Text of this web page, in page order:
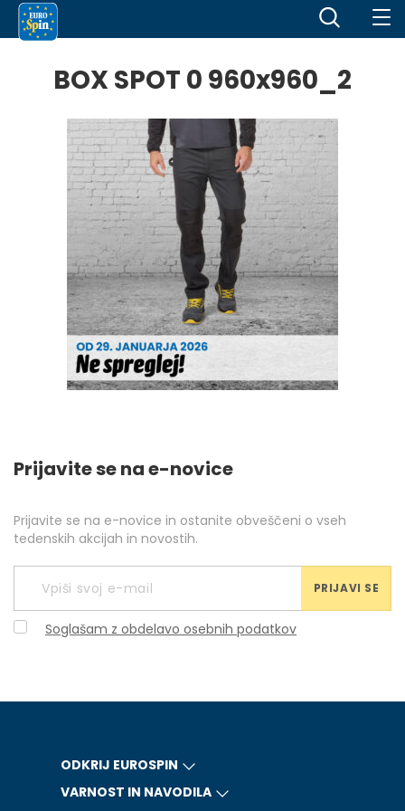
BOX SPOT 0 960x960_2
Prijavite se na e-novice
Prijavite se na e-novice in ostanite obveščeni o vseh
tedenskih akcijah in novostih.
PRIJAVI SE
Soglašam z obdelavo osebnih podatkov
ODKRIJ EUROSPIN
VARNOST IN NAVODILA